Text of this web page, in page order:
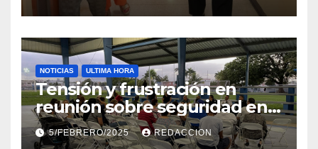
NOTICIAS ULTIMA HORA
Tensión y frustración en
reunión sobre seguridad en
Reparto Metropolitano
5/FEBRERO/2025 REDACCION